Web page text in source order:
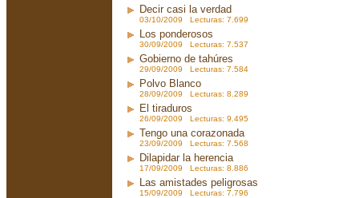
Decir casi la verdad
03/10/2009 Lecturas: 7.699
Los ponderosos
30/09/2009 Lecturas: 7.537
Gobierno de tahúres
29/09/2009 Lecturas: 7.584
Polvo Blanco
28/09/2009 Lecturas: 8.289
El tiraduros
26/09/2009 Lecturas: 9.495
Tengo una corazonada
23/09/2009 Lecturas: 7.568
Dilapidar la herencia
17/09/2009 Lecturas: 8.886
Las amistades peligrosas
15/09/2009 Lecturas: 7.796